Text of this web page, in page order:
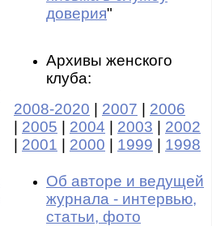
доверия"
Архивы женского
клуба:
2008-2020
2007
2006
2005 2004 2003
2002
2001 2000 1999 1998
Об авторе и ведущей
журнала - интервью,
статьи, фото